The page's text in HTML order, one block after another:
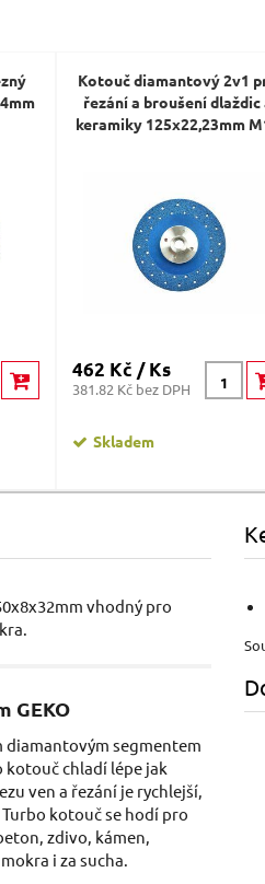
Kotouč diamantový 2v1
řezání a broušení dlaždic
keramiky 125x22,23mm
462 Kč / Ks
381.82 Kč bez DPH
Skladem
vhodný pro
GEKO
diamantovým segmentem
chladí lépe jak
ven a řezání je rychlejší,
kotouč se hodí pro
zdivo, kámen,
i za sucha.